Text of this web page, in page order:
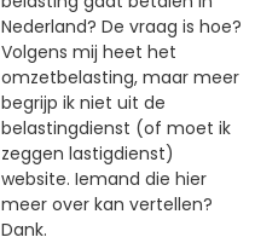
Nederland? De vraag is hoe?
Volgens mij heet het
omzetbelasting, maar meer
begrijp ik niet uit de
belastingdienst (of moet ik
zeggen lastigdienst)
website. Iemand die hier
meer over kan vertellen?
Dank.